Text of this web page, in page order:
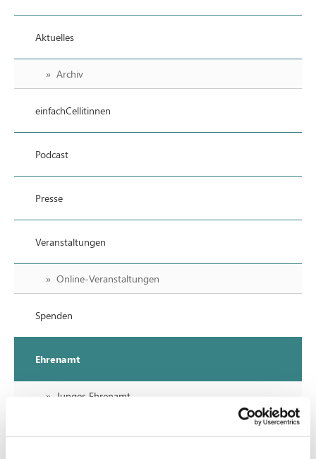
Aktuelles
Archiv
einfachCellitinnen
Podcast
Presse
Veranstaltungen
Online-Veranstaltungen
Spenden
Ehrenamt
Junges Ehrenamt